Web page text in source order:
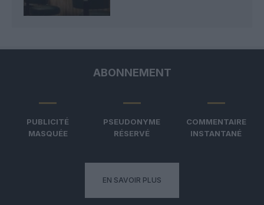
ABONNEMENT
PUBLICITÉ
MASQUÉE
PSEUDONYME
RÉSERVÉ
COMMENTAIRE
INSTANTANÉ
EN SAVOIR PLUS